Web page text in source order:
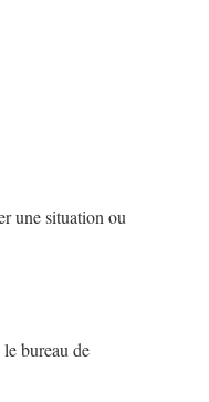
une situation ou
bureau de